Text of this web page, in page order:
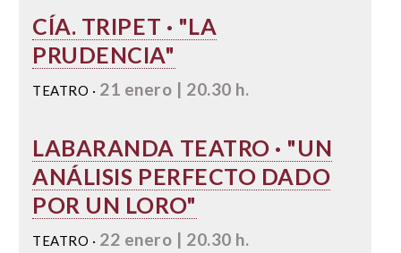
CÍA. TRIPET · "LA
PRUDENCIA"
TEATRO · 21 enero | 20.30 h.
LABARANDA TEATRO · "UN
ANÁLISIS PERFECTO DADO
POR UN LORO"
TEATRO · 22 enero | 20.30 h.